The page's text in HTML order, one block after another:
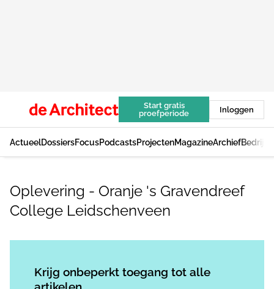
Start gratis
proefperiode
Inloggen
ActueelDossiersFocusPodcastsProjectenMagazineArchief
Oplevering - Oranje 's Gravendreef
College Leidschenveen
Krijg onbeperkt toegang tot alle